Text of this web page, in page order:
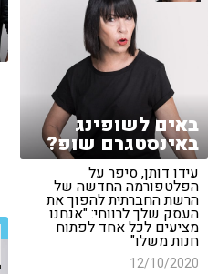
באים לשופינג
באינסטגרם שופ?
עידו דותן, סיפר על
הפלטפורמה החדשה של
הרשת החברתית להפוך את
העסק שלך לרווחי: "אנחנו
מציעים לכל אחד לפתוח
חנות משלו"
12/10/2020